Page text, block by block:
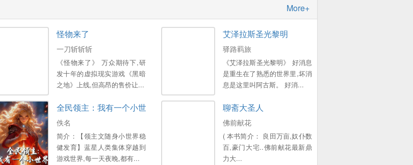
More+
怪物来了
一刀斩斩斩
《怪物来了》 万众期待下,研
发十年的虚拟现实游戏《黑暗
之地》上线,但高昂的售价让...
艾泽拉斯圣光黎明
驿路羁旅
《艾泽拉斯圣光黎明》 好消息
是重生在了熟悉的世界里,坏消
息是这里叫阿古斯。 好消...
全民领主：我有一个小世界
佚名
简介：【领主文随身小世界稳
健发育】蓝星人类集体穿越到
游戏世界,每一天夜晚,都有...
聊斋大圣人
佛前献花
( 本书简介： 良田万亩,奴仆数
百,豪门大宅..佛前献花最新鼎
力大...